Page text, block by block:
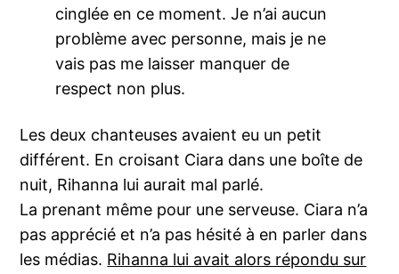
cinglée en ce moment. Je n’ai aucun
problème avec personne, mais je ne
vais pas me laisser manquer de
respect non plus.
Les deux chanteuses avaient eu un petit
différent. En croisant Ciara dans une boîte de
nuit, Rihanna lui aurait mal parlé.
La prenant même pour une serveuse. Ciara n’a
pas apprécié et n’a pas hésité à en parler dans
les médias. Rihanna lui avait alors répondu sur